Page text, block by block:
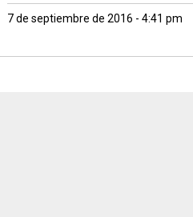
7 de septiembre de 2016 - 4:41 pm